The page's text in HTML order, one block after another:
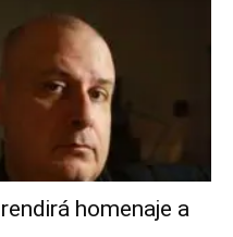
homenaje a